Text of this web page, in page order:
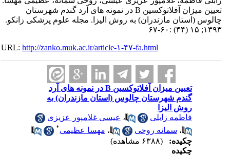
تعیین میزان آفلاتوکسین B در نمونه های آرد گندم شهرستان
مازندران) به روش الیزا. مجله علوم پزشکی زانکو.
URL:http://zanko.muk.ac.ir/article-۱-۴۷-fa.html
تعیین میزان آفلاتوکسین B در نمونه های آرد
گندم شهرستان چالوس (استان مازندران) به
روش الیزا
فاطمه زابلی
، عیسی غلامپور عزیزی
سمانه روحی ، مهسا عظیمی *